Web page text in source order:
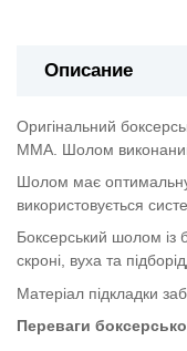
Описание
Оригінальний
ММА. Шолом виконаний
Шолом має оптимальну
використовується
Боксерський шолом із
скроні, вуха та
Матеріал підкладки
Переваги